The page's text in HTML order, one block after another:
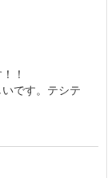
！
です。テシテ